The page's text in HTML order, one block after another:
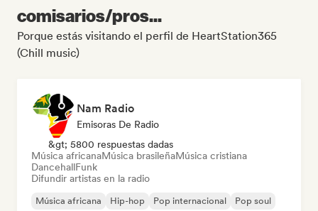
comisarios/pros...
Porque estás visitando el perfil de HeartStation365
(Chill music)
Nam Radio
Emisoras De Radio
&gt; 5800 respuestas dadas
Música africanaMúsica brasileñaMúsica cristiana
DancehallFunk
Difundir artistas en la radio
Música africana Hip-hop Pop internacional
Pop soul